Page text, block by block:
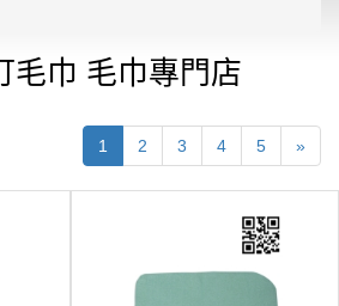
毛巾 毛巾專門店
1 2 3 4 5 »